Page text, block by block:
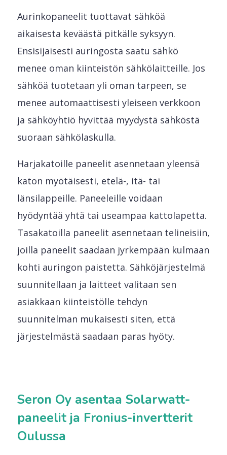
Aurinkopaneelit tuottavat sähköä
aikaisesta keväästä pitkälle syksyyn.
Ensisijaisesti auringosta saatu sähkö
menee oman kiinteistön sähkölaitteille. Jos
sähköä tuotetaan yli oman tarpeen, se
menee automaattisesti yleiseen verkkoon
ja sähköyhtiö hyvittää myydystä sähköstä
suoraan sähkölaskulla.
Harjakatoille paneelit asennetaan yleensä
katon myötäisesti, etelä-, itä- tai
länsilappeille. Paneeleille voidaan
hyödyntää yhtä tai useampaa kattolapetta.
Tasakatoilla paneelit asennetaan telineisiin,
joilla paneelit saadaan jyrkempään kulmaan
kohti auringon paistetta. Sähköjärjestelmä
suunnitellaan ja laitteet valitaan sen
asiakkaan kiinteistölle tehdyn
suunnitelman mukaisesti siten, että
järjestelmästä saadaan paras hyöty.
Seron Oy asentaa Solarwatt-
paneelit ja Fronius-invertterit
Oulussa